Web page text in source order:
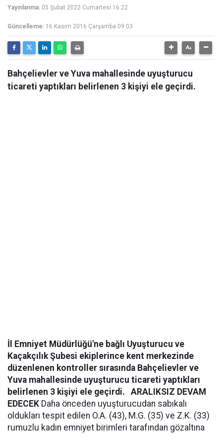
Yayınlanma: 05 Şubat 2022 Cumartesi 16:22
Güncelleme: 16 Kasım 2016 Çarşamba 09:03
Bahçelievler ve Yuva mahallesinde uyuşturucu
ticareti yaptıkları belirlenen 3 kişiyi ele geçirdi.
İl Emniyet Müdürlüğü'ne bağlı Uyuşturucu ve
Kaçakçılık Şubesi ekiplerince kent merkezinde
düzenlenen kontroller sırasında Bahçelievler ve
Yuva mahallesinde uyuşturucu ticareti yaptıkları
belirlenen 3 kişiyi ele geçirdi.
ARALIKSIZ DEVAM
EDECEK Daha önceden uyuşturucudan sabıkalı
oldukları tespit edilen O.A. (43), M.G. (35) ve Z.K. (33)
rumuzlu kadın emniyet birimleri tarafından gözaltına